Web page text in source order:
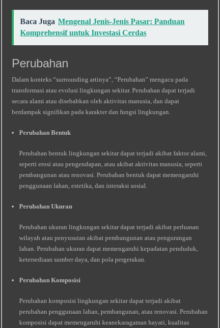
Baca Juga Mengenal Jenis-Jenis Pasar: Panduan
Komprehensif untuk Investasi Cerdas
Perubahan
Dalam konteks “surrounding artinya”, “Perubahan” mengacu pada
transformasi atau evolusi lingkungan sekitar. Perubahan dapat terjadi
secara alami atau disebabkan oleh aktivitas manusia, dan dapat
berdampak signifikan pada karakter dan fungsi lingkungan.
Perubahan Bentuk
Perubahan bentuk lingkungan sekitar dapat terjadi akibat faktor alami,
seperti erosi atau pengendapan, atau akibat aktivitas manusia, seperti
pembangunan atau renovasi. Perubahan bentuk dapat memengaruhi
penggunaan lahan, estetika, dan interaksi sosial.
Perubahan Ukuran
Perubahan ukuran lingkungan sekitar dapat terjadi akibat perluasan
wilayah atau penyusutan akibat pembangunan atau pengurangan
lahan. Perubahan ukuran dapat memengaruhi kepadatan penduduk,
ketersediaan sumber daya, dan pola pergerakan.
Perubahan Komposisi
Perubahan komposisi lingkungan sekitar dapat terjadi akibat
perubahan penggunaan lahan, pembangunan, atau renovasi. Perubahan
komposisi dapat memengaruhi keanekaragaman hayati, kualitas